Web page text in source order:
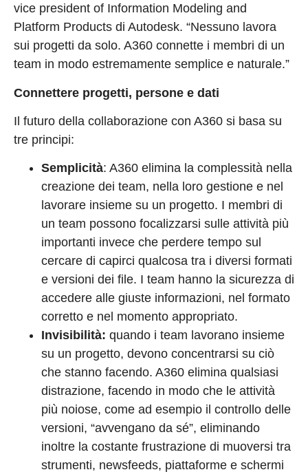
vice president of Information Modeling and
Platform Products di Autodesk. “Nessuno lavora
sui progetti da solo. A360 connette i membri di un
team in modo estremamente semplice e naturale.”
Connettere progetti, persone e dati
Il futuro della collaborazione con A360 si basa su
tre principi:
Semplicità: A360 elimina la complessità nella
creazione dei team, nella loro gestione e nel
lavorare insieme su un progetto. I membri di
un team possono focalizzarsi sulle attività più
importanti invece che perdere tempo sul
cercare di capirci qualcosa tra i diversi formati
e versioni dei file. I team hanno la sicurezza di
accedere alle giuste informazioni, nel formato
corretto e nel momento appropriato.
Invisibilità: quando i team lavorano insieme
su un progetto, devono concentrarsi su ciò
che stanno facendo. A360 elimina qualsiasi
distrazione, facendo in modo che le attività
più noiose, come ad esempio il controllo delle
versioni, “avvengano da sé”, eliminando
inoltre la costante frustrazione di muoversi tra
strumenti, newsfeeds, piattaforme e schermi